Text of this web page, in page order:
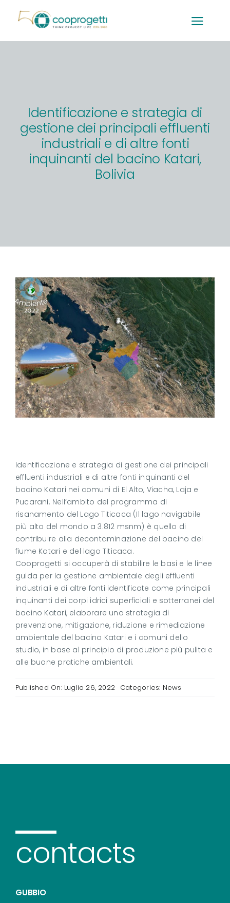
contenuto
Identificazione e strategia di
gestione dei principali effluenti
industriali e di altre fonti
inquinanti del bacino Katari,
Bolivia
Identificazione e strategia di gestione dei principali
effluenti industriali e di altre fonti inquinanti del
bacino Katari nei comuni di El Alto, Viacha, Laja e
Pucarani. Nell’ambito del programma di
risanamento del Lago Titicaca (Il lago navigabile
più alto del mondo a 3.812 msnm) è quello di
contribuire alla decontaminazione del bacino del
fiume Katari e del lago Titicaca.
Cooprogetti si occuperà di stabilire le basi e le linee
guida per la gestione ambientale degli effluenti
industriali e di altre fonti identificate come principali
inquinanti dei corpi idrici superficiali e sotterranei del
bacino Katari, elaborare una strategia di
prevenzione, mitigazione, riduzione e rimediazione
ambientale del bacino Katari e i comuni dello
studio, in base al principio di produzione più pulita e
alle buone pratiche ambientali.
Published On: Luglio 26, 2022 Categories: News
contacts
GUBBIO